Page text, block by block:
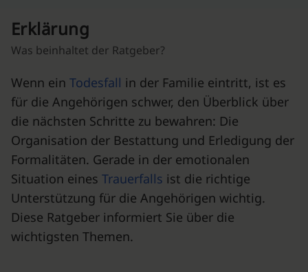
Erklärung
Was beinhaltet der Ratgeber?
Wenn ein Todesfall in der Familie eintritt, ist es
für die Angehörigen schwer, den Überblick über
die nächsten Schritte zu bewahren: Die
Organisation der Bestattung und Erledigung der
Formalitäten. Gerade in der emotionalen
Situation eines Trauerfalls ist die richtige
Unterstützung für die Angehörigen wichtig.
Diese Ratgeber informiert Sie über die
wichtigsten Themen.